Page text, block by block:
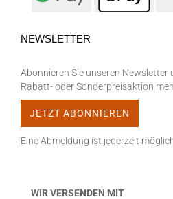
NEWSLETTER
Abonnieren Sie unseren Newsletter
Rabatt- oder Sonderpreisaktion
Eine Abmeldung ist jederzeit
WIR VERSENDEN MIT